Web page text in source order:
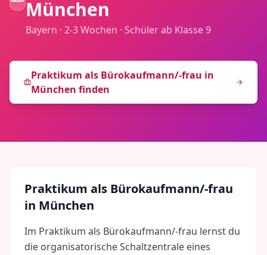
München
Bayern · 2-3 Wochen · Schüler ab Klasse 9
Praktikum als Bürokaufmann/-frau in
München finden
Praktikum als Bürokaufmann/-frau
in München
Im Praktikum als Bürokaufmann/-frau lernst du
die organisatorische Schaltzentrale eines